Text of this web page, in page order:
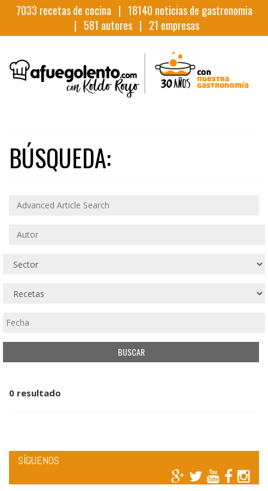
7033 recetas de cocina | 18140 noticias de gastronomia
| 581 autores | 21 empresas
BÚSQUEDA:
0 resultado
SÍGUENOS